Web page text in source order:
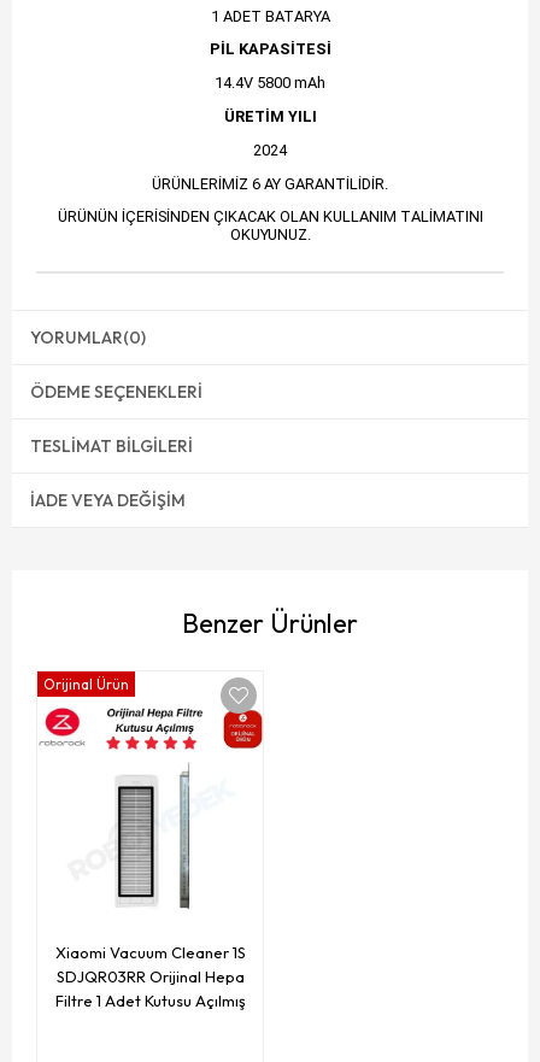
1 ADET BATARYA
PİL KAPASİTESİ
14.4V 5800 mAh
ÜRETİM YILI
2024
ÜRÜNLERİMİZ 6 AY GARANTİLİDİR.
ÜRÜNÜN İÇERİSİNDEN ÇIKACAK OLAN KULLANIM TALİMATINI
OKUYUNUZ.
YORUMLAR(0)
ÖDEME SEÇENEKLERI
TESLIMAT BILGILERI
İADE VEYA DEĞIŞIM
Benzer Ürünler
Xiaomi Vacuum Cleaner 1S
SDJQR03RR Orijinal Hepa
Filtre 1 Adet Kutusu Açılmış
Orijinal Ürün